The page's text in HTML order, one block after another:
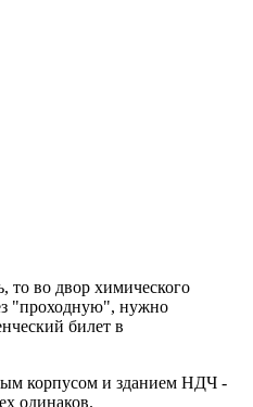
то во двор химического
"проходную", нужно
билет в
корпусом и зданием НДЧ -
одинаков.